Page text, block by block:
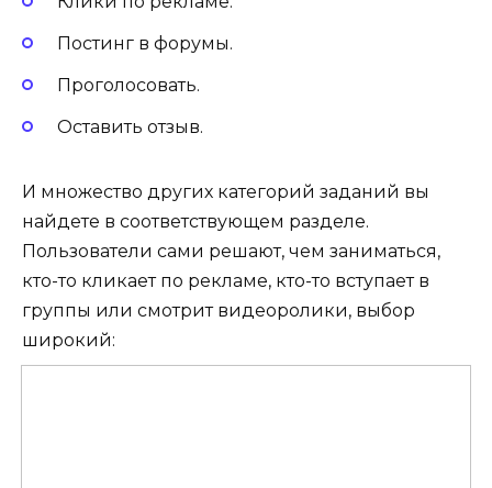
Постинг в форумы.
Проголосовать.
Оставить отзыв.
И множество других категорий заданий вы
найдете в соответствующем разделе.
Пользователи сами решают, чем заниматься,
кто-то кликает по рекламе, кто-то вступает в
группы или смотрит видеоролики, выбор
широкий: